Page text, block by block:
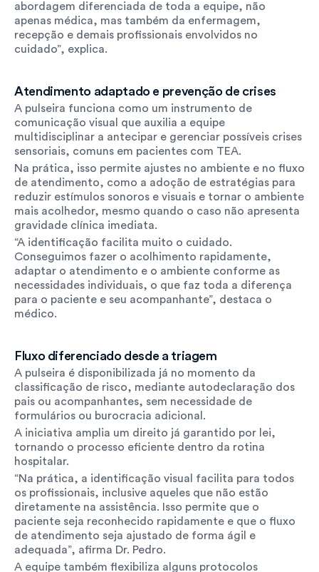
abordagem diferenciada de toda a equipe, não
apenas médica, mas também da enfermagem,
recepção e demais profissionais envolvidos no
cuidado”, explica.
Atendimento adaptado e prevenção de crises
A pulseira funciona como um instrumento de
comunicação visual que auxilia a equipe
multidisciplinar a antecipar e gerenciar possíveis crises
sensoriais, comuns em pacientes com TEA.
Na prática, isso permite ajustes no ambiente e no fluxo
de atendimento, como a adoção de estratégias para
reduzir estímulos sonoros e visuais e tornar o ambiente
mais acolhedor, mesmo quando o caso não apresenta
gravidade clínica imediata.
“A identificação facilita muito o cuidado.
Conseguimos fazer o acolhimento rapidamente,
adaptar o atendimento e o ambiente conforme as
necessidades individuais, o que faz toda a diferença
para o paciente e seu acompanhante”, destaca o
médico.
Fluxo diferenciado desde a triagem
A pulseira é disponibilizada já no momento da
classificação de risco, mediante autodeclaração dos
pais ou acompanhantes, sem necessidade de
formulários ou burocracia adicional.
A iniciativa amplia um direito já garantido por lei,
tornando o processo eficiente dentro da rotina
hospitalar.
“Na prática, a identificação visual facilita para todos
os profissionais, inclusive aqueles que não estão
diretamente na assistência. Isso permite que o
paciente seja reconhecido rapidamente e que o fluxo
de atendimento seja ajustado de forma ágil e
adequada”, afirma Dr. Pedro.
A equipe também flexibiliza alguns protocolos